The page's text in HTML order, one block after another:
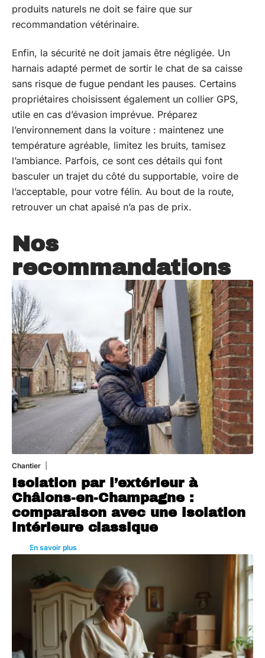
produits naturels ne doit se faire que sur
recommandation vétérinaire.
Enfin, la sécurité ne doit jamais être négligée. Un
harnais adapté permet de sortir le chat de sa caisse
sans risque de fugue pendant les pauses. Certains
propriétaires choisissent également un collier GPS,
utile en cas d’évasion imprévue. Préparez
l’environnement dans la voiture : maintenez une
température agréable, limitez les bruits, tamisez
l’ambiance. Parfois, ce sont ces détails qui font
basculer un trajet du côté du supportable, voire de
l’acceptable, pour votre félin. Au bout de la route,
retrouver un chat apaisé n’a pas de prix.
Nos
recommandations
Chantier
Isolation par l’extérieur à
Châlons-en-Champagne :
comparaison avec une isolation
intérieure classique
En savoir plus